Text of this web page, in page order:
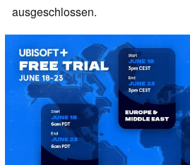
ausgeschlossen.